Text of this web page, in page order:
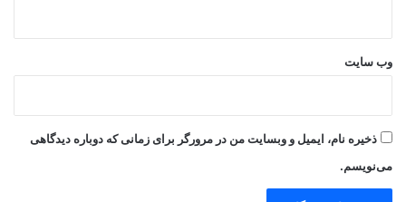
وب‌ سایت
ذخیره نام، ایمیل و وبسایت من در مرورگر برای زمانی که دوباره دیدگاهی
می‌نویسم.